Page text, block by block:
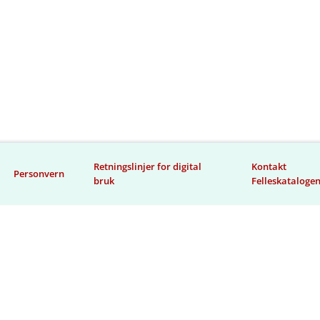
Personvern
Retningslinjer for digital
bruk
Kontakt
Felleskatalogen